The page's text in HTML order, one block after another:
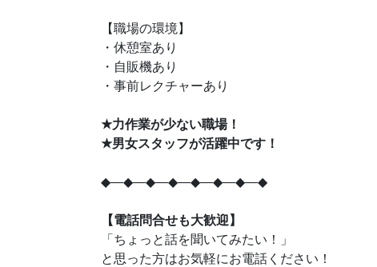
【職場の環境】
・休憩室あり
・自販機あり
・事前レクチャーあり
★力作業が少ない職場！
★男女スタッフが活躍中です！
◆―◆―◆―◆―◆―◆―◆―◆
【電話問合せも大歓迎】
「ちょっと話を聞いてみたい！」
と思った方はお気軽にお電話ください！